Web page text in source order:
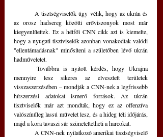
	A tisztségviselők úgy vélik, hogy az ukrán és
az orosz hadsereg közötti erőviszonyok most már
kiegyenlítettek. Ez a hétfői CNN cikk azt is kiemelte,
hogy a nyugati tisztviselők azonban vonakodtak valódi
"ellentámadásnak" minősíteni a születőben lévő ukrán
hadműveletet.
mennyire lesz sikeres az elvesztett területek
visszaszerzésében – mondják a CNN-nek a legfrissebb
hírszerzési adatokat ismerő források. Az ukrán
tisztviselők már azt mondták, hogy ez az offenzíva
valószínűleg lassú művelet lesz, és a hideg téli időjárás,
majd a kora tavaszi sár szüneteltetheti a harcokat.